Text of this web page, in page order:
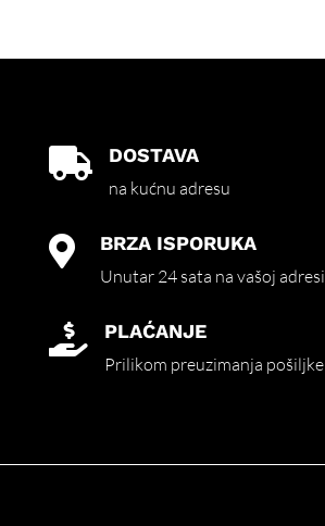
 DOSTAVA
na kućnu adresu
 BRZA ISPORUKA
Unutar 24 sata na vašoj adresi
 PLAĆANJE
Prilikom preuzimanja pošiljke